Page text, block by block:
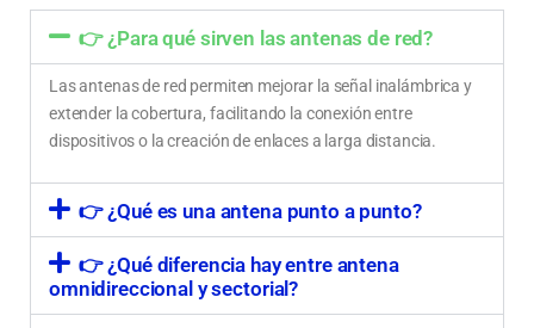
👉 ¿Para qué sirven las antenas de red?
Las antenas de red permiten mejorar la señal inalámbrica y
extender la cobertura, facilitando la conexión entre
dispositivos o la creación de enlaces a larga distancia.
👉 ¿Qué es una antena punto a punto?
👉 ¿Qué diferencia hay entre antena
omnidireccional y sectorial?